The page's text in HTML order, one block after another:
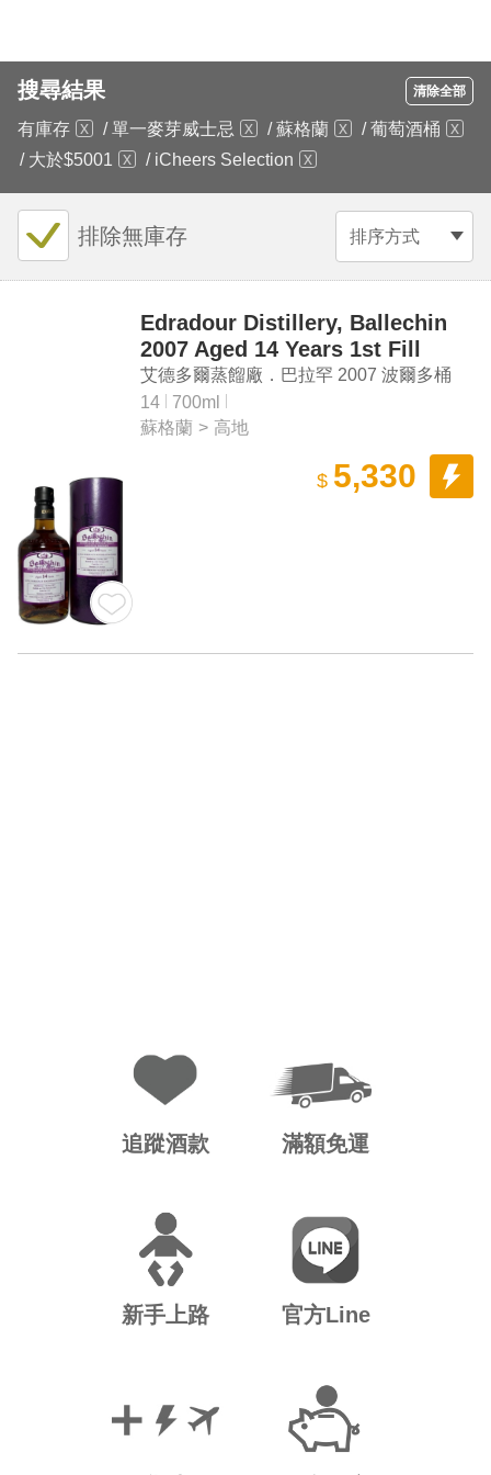
搜尋結果 清除全部
有庫存 / 單一麥芽威士忌 / 蘇格蘭 / 葡萄酒桶
/ 大於$5001 / iCheers Selection
排序方式
排除無庫存
Edradour Distillery, Ballechin
2007 Aged 14 Years 1st Fill
Bordeaux Cask #222 Highland
Single Malt Scotch Whisky
艾德多爾蒸餾廠．巴拉罕 2007 波爾多桶
#222 14年高地單一麥芽蘇格蘭威士忌原酒
14
700ml
蘇格蘭 > 高地
$ 5,330
追蹤酒款 滿額免運
新手上路 官方Line